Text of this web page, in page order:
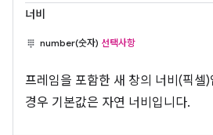
너비
number(숫자) 선택사항
프레임을 포함한 새 창의 너비(픽셀
경우 기본값은 자연 너비입니다.